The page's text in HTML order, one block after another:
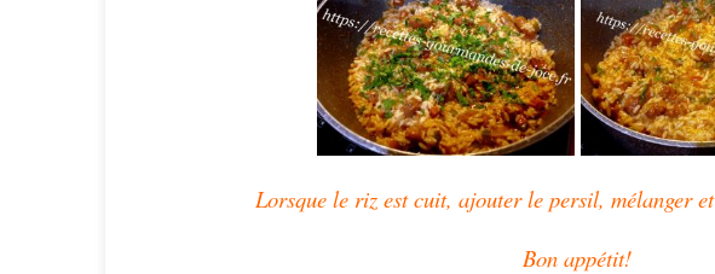
Lorsque le riz est cuit, ajouter le persil, mélanger
Bon appétit!